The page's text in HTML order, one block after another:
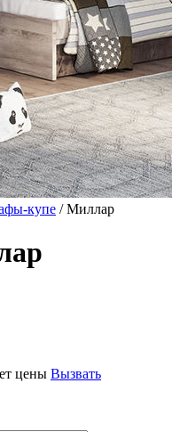
купе / Миллар
цены Вызвать